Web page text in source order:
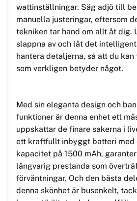
wattinställningar. Säg adjö till
manuella justeringar, eftersom
tekniken tar hand om allt åt dig.
slappna av och låt det
hantera detaljerna, så att du
som verkligen betyder något.
Med sin eleganta design och
funktioner är denna enhet ett
uppskattar de finare sakerna i
ett kraftfullt inbyggt batteri med
kapacitet på 1500 mAh,
långvarig prestanda som
förväntningar. Och den bästa
denna skönhet är busenkelt,